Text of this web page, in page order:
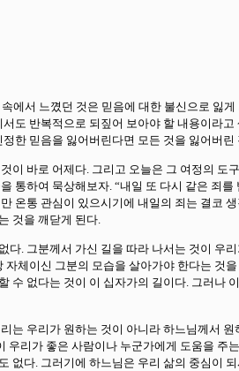
에서 느꼈던 것은 믿음에 대한 불신으로 잃
도 반복적으로 되짚어 보아야 할 내용이라
한 믿음을 잃어버린다면 모든 것을 잃어버
이 바로 어제다. 그리고 오늘은 그 여정의
통하여 묵상해보자. “내일 또 다시 같은 죄
온통 관심이 있으시기에 내일의 죄는 결코
것을 깨닫게 된다.
다. 그분께서 가신 길을 따라 나서는 것이 우
체이신 그분의 모습을 살아가야 한다는 것
수 없다는 것이 이 십자가의 길이다. 그러나
는 우리가 원하는 것이 아니라 하느님께서
우리가 좋은 사람이나 누군가에게 도움을
없다. 그러기에 하느님은 우리 삶의 중심이